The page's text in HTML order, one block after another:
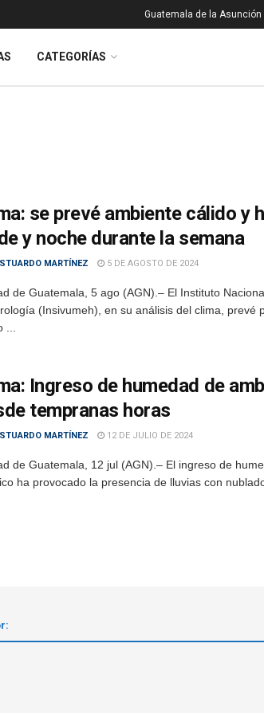
Guatemala de la Asunción
CATEGORÍAS
se prevé ambiente cálido y
y noche durante la semana
MARTÍNEZ 5 DE AGOSTO DE 2024
de Guatemala, 5 ago (AGN).– El Instituto
(Insivumeh), en su análisis del clima, prevé
Ingreso de humedad de
tempranas horas
MARTÍNEZ 12 DE JULIO DE 2024
de Guatemala, 12 jul (AGN).– El ingreso de
ha provocado la presencia de lluvias con